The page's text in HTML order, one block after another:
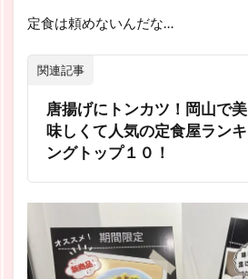
定食は頼めないんだな…
関連記事
唐揚げにトンカツ！岡山で美
味しくて人気の定食屋ランキ
ングトップ１０！